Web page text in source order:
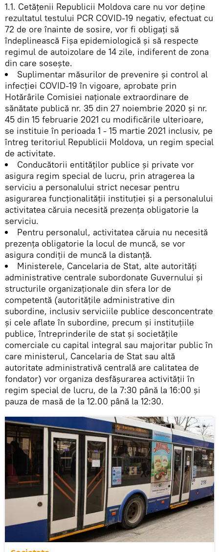
1.1. Cetățenii Republicii Moldova care nu vor deține
rezultatul testului PCR COVID-19 negativ, efectuat cu
72 de ore înainte de sosire, vor fi obligați să
îndeplinească Fișa epidemiologică și să respecte
regimul de autoizolare de 14 zile, indiferent de zona
din care sosește.
Suplimentar măsurilor de prevenire și control al
infecției COVID-19 în vigoare, aprobate prin
Hotărârile Comisiei naționale extraordinare de
sănătate publică nr. 35 din 27 noiembrie 2020 și nr.
45 din 15 februarie 2021 cu modificările ulterioare,
se instituie în perioada 1 - 15 martie 2021 inclusiv, pe
întreg teritoriul Republicii Moldova, un regim special
de activitate.
Conducătorii entităţilor publice și private vor
asigura regim special de lucru, prin atragerea la
serviciu a personalului strict necesar pentru
asigurarea funcționalității instituției și a personalului
activitatea căruia necesită prezența obligatorie la
serviciu.
Pentru personalul, activitatea căruia nu necesită
prezența obligatorie la locul de muncă, se vor
asigura condiții de muncă la distanță.
Ministerele, Cancelaria de Stat, alte autorități
administrative centrale subordonate Guvernului și
structurile organizaționale din sfera lor de
competentă (autoritățile administrative din
subordine, inclusiv serviciile publice desconcentrate
și cele aflate în subordine, precum și instituțiile
publice, întreprinderile de stat și societățile
comerciale cu capital integral sau majoritar public în
care ministerul, Cancelaria de Stat sau altă
autoritate administrativă centrală are calitatea de
fondator) vor organiza desfășurarea activității în
regim special de lucru, de la 7:30 până la 16:00 și
pauza de masă de la 12.00 până la 12:30.